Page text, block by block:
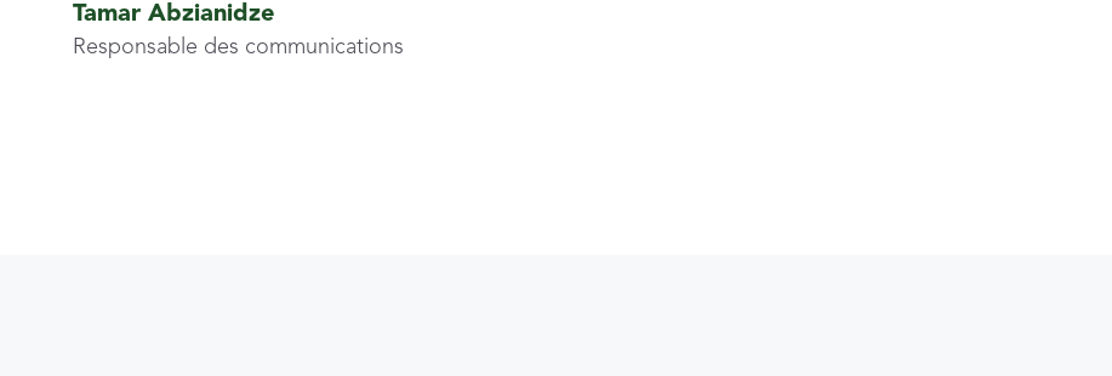
Tamar Abzianidze
Responsable des communications